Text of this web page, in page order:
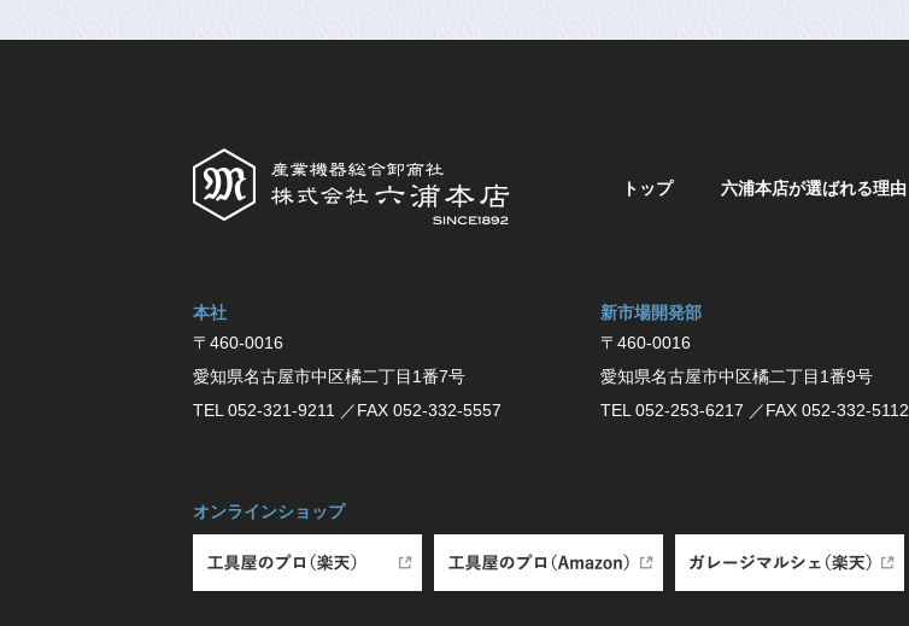
トップ 六浦本店が選ばれる理由
本社
〒460-0016
愛知県名古屋市中区橘⼆丁⽬1番7号
TEL 052-321-9211
／FAX 052-332-5557
新市場開発部
〒460-0016
愛知県名古屋市中区橘二丁目1番9号
TEL 052-253-6217 ／FAX 052-332-5112
オンラインショップ